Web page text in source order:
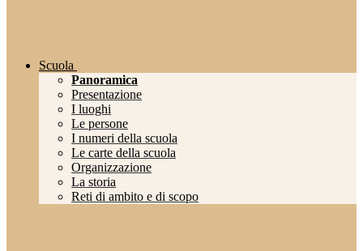
Scuola
Panoramica
Presentazione
I luoghi
Le persone
I numeri della scuola
Le carte della scuola
Organizzazione
La storia
Reti di ambito e di scopo